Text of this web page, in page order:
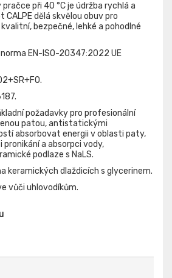
při 40 °C je údržba rychlá a
CALPE dělá skvělou obuv pro
bezpečné, lehké a pohodlné
EN-ISO-20347:2022 UE
požadavky pro profesionální
patou, antistatickými
absorbovat energii v oblasti paty,
a absorpci vody,
podlaze s NaLS.
keramických dlaždicích s glycerinem.
vůči uhlovodíkům.